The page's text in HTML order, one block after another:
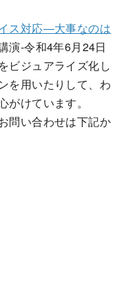
ス対応―大事なのは
演-令和4年6月24日
ビジュアライズ化し
を用いたりして、わ
けています。
問い合わせは下記か